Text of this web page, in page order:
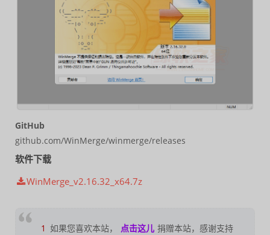
GitHub
github.com/WinMerge/winmerge/releases
软件下载
WinMerge_v2.16.32_x64.7z
1 如果您喜欢本站， 点击这儿 捐赠本站，感谢支持